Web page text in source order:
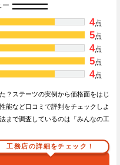
ー
4点
5点
4点
5点
4点
？ステーツの実例から価格面をはじ
能など口コミで評判をチェックしよ
まで調査しているのは「みんなの工
工務店の詳細をチェック！